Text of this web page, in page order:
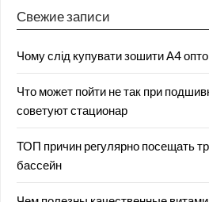
Свежие записи
Чому слід купувати зошити А4
Что может пойти не так при
советуют стационар
ТОП причин регулярно посещать
бассейн